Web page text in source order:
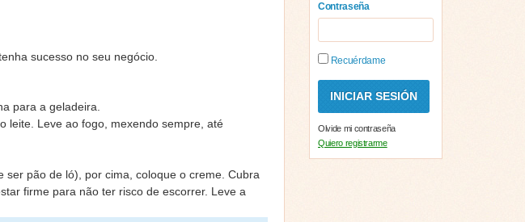
sucesso no seu negócio.
para a geladeira.
leite. Leve ao fogo, mexendo sempre, até
pão de ló), por cima, coloque o creme. Cubra
firme para não ter risco de escorrer. Leve a
Contraseña
Recuérdame
Olvide mi contraseña
Quiero registrarme